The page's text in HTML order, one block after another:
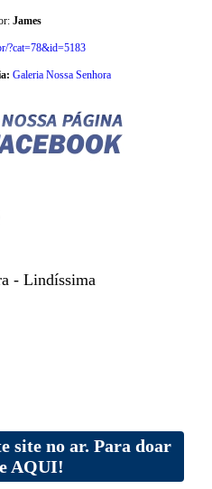
James
?cat=78&id=5183
Galeria Nossa Senhora
- Lindíssima
site no ar. Para doar
AQUI!